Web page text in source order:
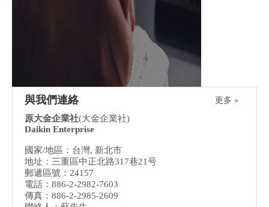
與我們連絡 更多 »
原大金企業社(大金企業社)
Daikin Enterprise
國家/地區：台灣, 新北市
地址：三重區中正北路317巷21号
郵遞區號：24157
電話：886-2-2982-7603
傳真：886-2-2985-2609